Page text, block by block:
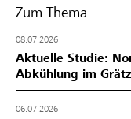
Zum Thema
08.07.2026
Aktuelle Studie:
Abkühlung im
06.07.2026